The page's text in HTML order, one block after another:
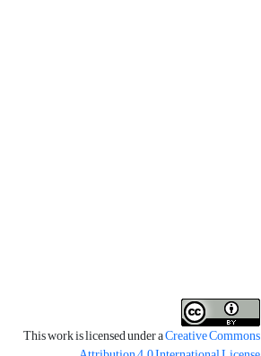
This work is licensed under aCreative Commons